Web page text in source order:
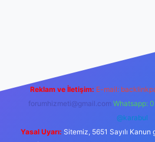
Reklam ve İletişim: E-mail:
forumhizmeti@gmail.com Whatsapp:
@karabul
Yasal Uyarı: Sitemiz, 5651 Sayılı